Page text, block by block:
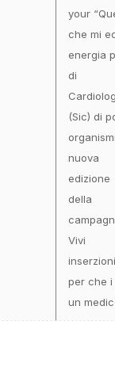
your
che mi
energia
di
(Sic) di
nuova
edizione
della
Vivi
per che
un